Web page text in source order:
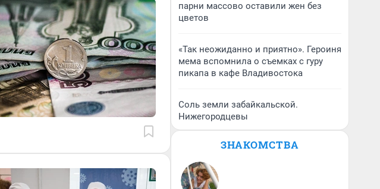
парни массово оставили жен без
цветов
«Так неожиданно и приятно». Героиня
мема вспомнила о съемках с гуру
пикапа в кафе Владивостока
Соль земли забайкальской.
Нижегородцевы
ЗНАКОМСТВА